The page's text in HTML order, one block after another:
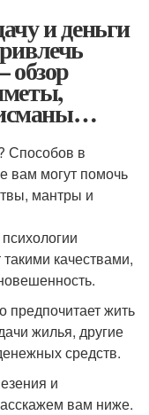
и деньги
обзор
Способов в
вам могут помочь
мантры и
качествами,
предпочитает жить
жилья, другие
средств.
и
вам ниже.